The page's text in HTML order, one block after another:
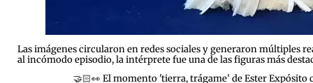
Las imágenes circularon en redes sociales y generaron múltiples
al incómodo episodio, la intérprete fue una de las figuras más
🤝🏻👀 El momento 'tierra, trágame' de Ester